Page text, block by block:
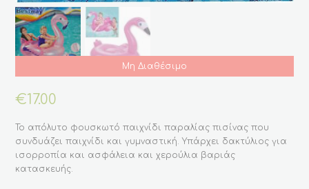
Μη Διαθέσιμο
€17.00
Το απόλυτο φουσκωτό παιχνίδι παραλίας πισίνας που
συνδυάζει παιχνίδι και γυμναστική. Υπάρχει δακτύλιος για
ισορροπία και ασφάλεια και χερούλια βαριάς
κατασκευής.